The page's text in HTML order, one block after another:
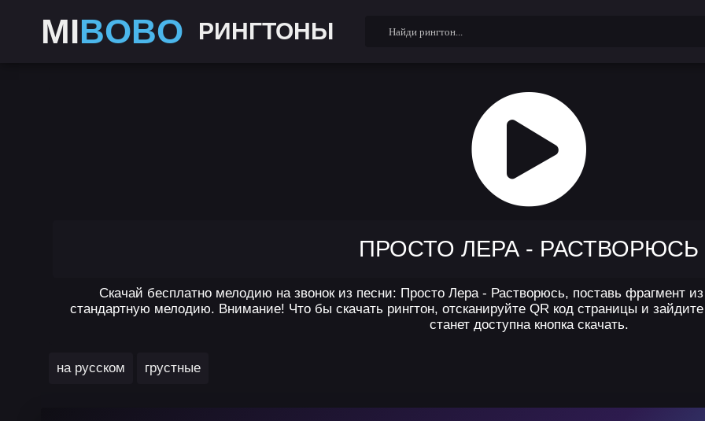
MIBOBO РИНГТОНЫ
ПРОСТО ЛЕРА - РАСТВОРЮСЬ
Скачай бесплатно мелодию на звонок из песни: Просто Лера - Растворюсь, поставь фрагмент
стандартную мелодию. Внимание! Что бы скачать рингтон, отсканируйте QR код страницы и
станет доступна кнопка скачать.
на русском
грустные